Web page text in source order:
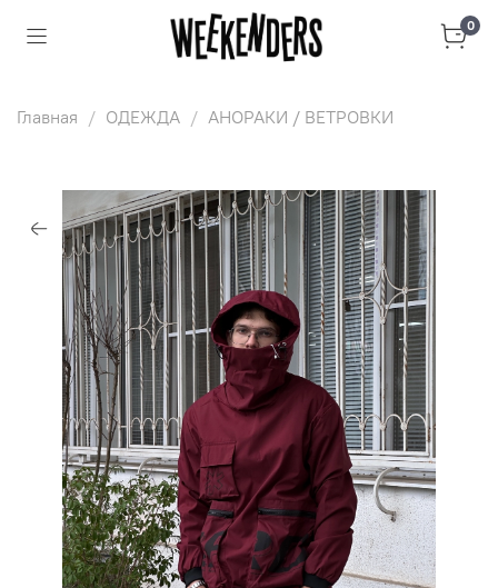
0
Главная ОДЕЖДА АНОРАКИ / ВЕТРОВКИ